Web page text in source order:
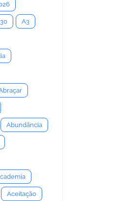
A3
Abundância
Aceitação